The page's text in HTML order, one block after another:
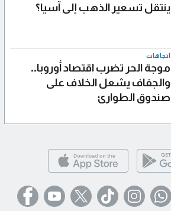
ينتقل تسعير الذهب إلى آسيا؟
اتجاهات
موجة الحر تضرب اقتصاد أوروبا..
والجفاف يشعل الخلاف على
صندوق الطوارئ